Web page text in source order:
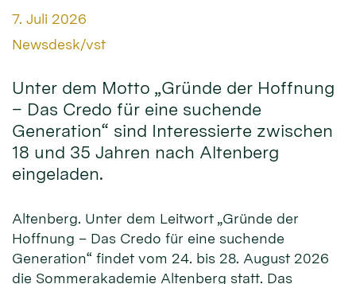
Datum:
7. Juli 2026
Von:
Newsdesk/vst
Unter dem Motto „Gründe der Hoffnung
– Das Credo für eine suchende
Generation“ sind Interessierte zwischen
18 und 35 Jahren nach Altenberg
eingeladen.
Altenberg. Unter dem Leitwort „Gründe der
Hoffnung – Das Credo für eine suchende
Generation“ findet vom 24. bis 28. August 2026
die Sommerakademie Altenberg statt. Das